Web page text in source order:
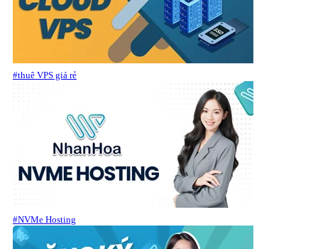
#thuê VPS giá rẻ
#NVMe Hosting